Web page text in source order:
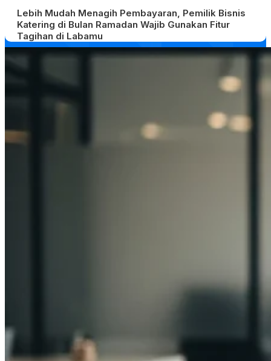
Lebih Mudah Menagih Pembayaran, Pemilik Bisnis
Katering di Bulan Ramadan Wajib Gunakan Fitur
Tagihan di Labamu